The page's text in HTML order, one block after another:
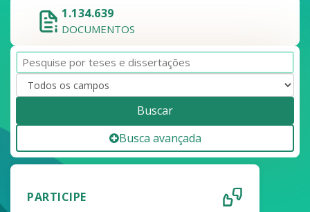
1.134.639
DOCUMENTOS
Buscar
Busca avançada
PARTICIPE